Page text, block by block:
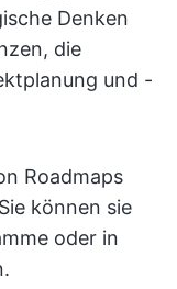
Denken
die
und -
Roadmaps
können sie
oder in